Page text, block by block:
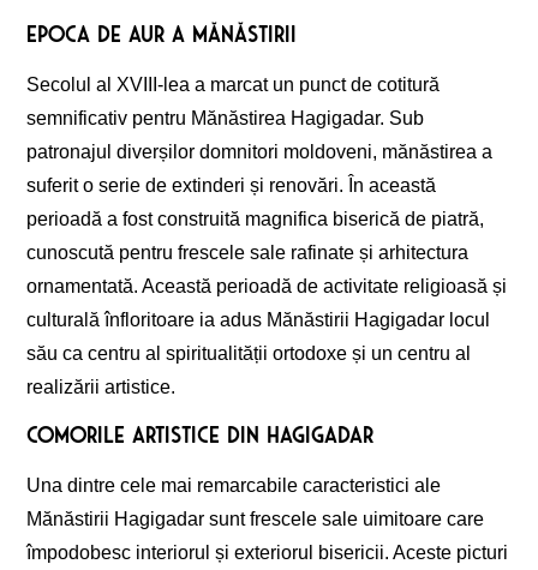
Epoca de Aur a Mănăstirii
Secolul al XVIII-lea a marcat un punct de cotitură
semnificativ pentru Mănăstirea Hagigadar. Sub
patronajul diverșilor domnitori moldoveni, mănăstirea a
suferit o serie de extinderi și renovări. În această
perioadă a fost construită magnifica biserică de piatră,
cunoscută pentru frescele sale rafinate și arhitectura
ornamentată. Această perioadă de activitate religioasă și
culturală înfloritoare ia adus Mănăstirii Hagigadar locul
său ca centru al spiritualității ortodoxe și un centru al
realizării artistice.
Comorile artistice din Hagigadar
Una dintre cele mai remarcabile caracteristici ale
Mănăstirii Hagigadar sunt frescele sale uimitoare care
împodobesc interiorul și exteriorul bisericii. Aceste picturi